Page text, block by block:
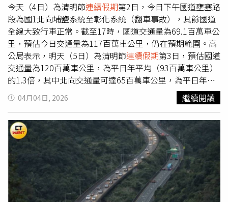
今天（4日）為清明節連續假期第2日，今日下午國道壅塞路
段為國1北向埔鹽系統至彰化系統（翻車事故），其餘國道
全線大致行車正常。截至17時，國道交通量為69.1百萬車公
里，預估今日交通量為117百萬車公里，仍在預期範圍。高
公局表示，明天（5日）為清明節連續假期第3日，預估國道
交通量為120百萬車公里，為平日年平均（93百萬車公里）
的1.3倍，其中北向交通量可達65百萬車公里，為平日年平
均的1.4倍。高公局預判明日重點壅塞路段為國1北向西螺-
埔鹽系統、南屯-后里、苗栗-湖口、圓山-大華系統；國3北
向竹山-中興、草屯-霧峰、龍井-沙鹿、苑裡-後龍、大山-香
山、關西-大溪；國5北向宜蘭-坪林；國4西向潭子系統-豐
勢；國6西向東草屯-霧峰系統；國10西向仁武-左營端等路
段，建議北向用路人，南部地區於9時前出發，中部地區於
12時前出發，國5於9時前出發，節省寶貴時間。明日國道
相關疏導措施包括：12-21時封閉國1虎尾、埔鹽系統及國3
西濱北向入口；13-18時國5蘇澳、羅東、宜蘭及頭城之北向
04月04日, 2026 繼續閱讀